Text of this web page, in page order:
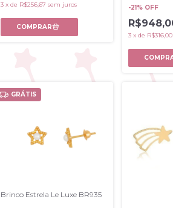
3 x de R$256,67 sem juros -21 % OFF
3 xde R$316,00
GRÁTIS
Brinco Estrela Le Luxe BR935